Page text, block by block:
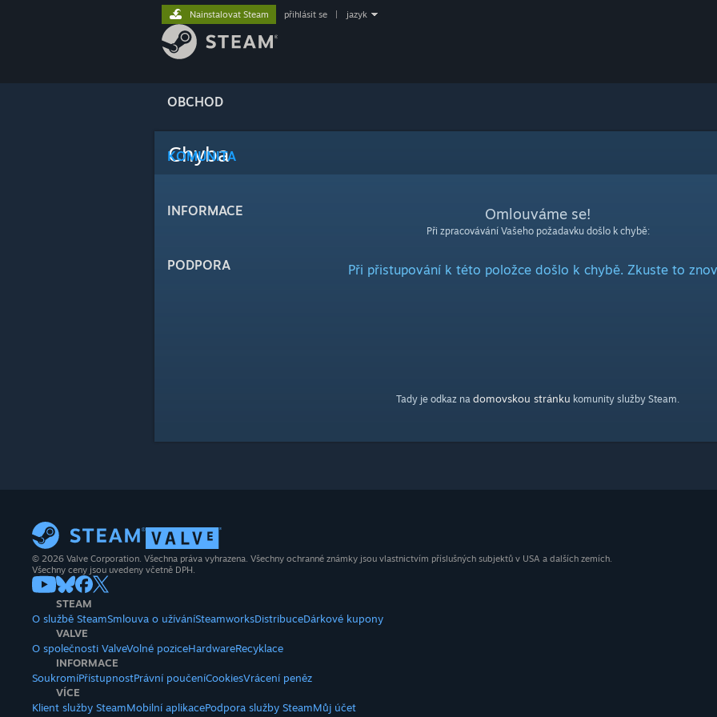
OBCHOD
KOMUNITA
INFORMACE
PODPORA
Nainstalovat Steam přihlásit se jazyk
Chyba
Omlouváme se!
Při zpracovávání Vašeho požadavku došlo k chybě:
Při přistupování k této položce došlo k chybě. Zkuste to
Tady je odkaz na domovskou stránku komunity služby Steam.
© 2026 Valve Corporation. Všechna práva vyhrazena. Všechny ochranné známky jsou vlastnictvím příslušných subjektů v USA a dalších zemích.
Všechny ceny jsou uvedeny včetně DPH.
STEAM
O službě SteamSmlouva o užíváníSteamworksDistribuceDárkové kupony
VALVE
O společnosti ValveVolné poziceHardwareRecyklace
INFORMACE
SoukromíPřístupnostPrávní poučeníCookiesVrácení peněz
VÍCE
Klient služby SteamMobilní aplikacePodpora služby SteamMůj účet